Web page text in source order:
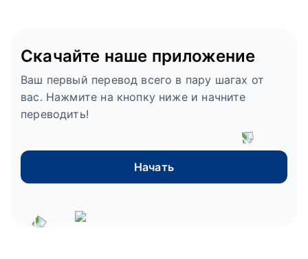
Скачайте наше приложение
Ваш первый перевод всего в пару шагах от
вас. Нажмите на кнопку ниже и начните
переводить!
Начать